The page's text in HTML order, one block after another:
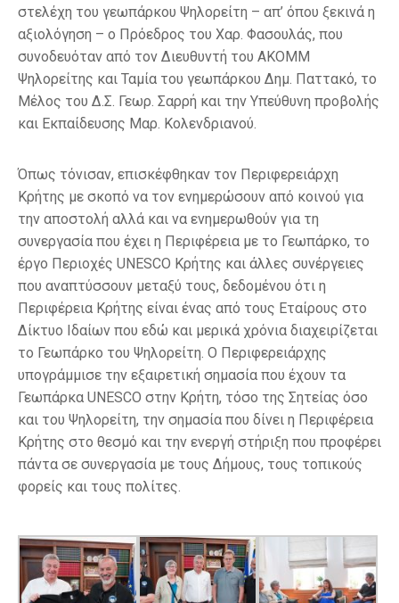
στελέχη του γεωπάρκου Ψηλορείτη – απ’ όπου ξεκινά η
αξιολόγηση – ο Πρόεδρος του Χαρ. Φασουλάς, που
συνοδευόταν από τον Διευθυντή του ΑΚΟΜΜ
Ψηλορείτης και Ταμία του γεωπάρκου Δημ. Παττακό, το
Μέλος του Δ.Σ. Γεωρ. Σαρρή και την Υπεύθυνη προβολής
και Εκπαίδευσης Μαρ. Κολενδριανού.
Όπως τόνισαν, επισκέφθηκαν τον Περιφερειάρχη
Κρήτης με σκοπό να τον ενημερώσουν από κοινού για
την αποστολή αλλά και να ενημερωθούν για τη
συνεργασία που έχει η Περιφέρεια με το Γεωπάρκο, το
έργο Περιοχές UNESCO Κρήτης και άλλες συνέργειες
που αναπτύσσουν μεταξύ τους, δεδομένου ότι η
Περιφέρεια Κρήτης είναι ένας από τους Εταίρους στο
Δίκτυο Ιδαίων που εδώ και μερικά χρόνια διαχειρίζεται
το Γεωπάρκο του Ψηλορείτη. Ο Περιφερειάρχης
υπογράμμισε την εξαιρετική σημασία που έχουν τα
Γεωπάρκα UNESCO στην Κρήτη, τόσο της Σητείας όσο
και του Ψηλορείτη, την σημασία που δίνει η Περιφέρεια
Κρήτης στο θεσμό και την ενεργή στήριξη που προφέρει
πάντα σε συνεργασία με τους Δήμους, τους τοπικούς
φορείς και τους πολίτες.